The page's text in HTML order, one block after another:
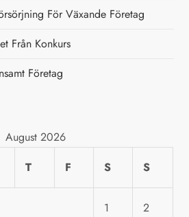
För Växande Företag
Från Konkurs
Företag
August 2026
T F S S
1 2